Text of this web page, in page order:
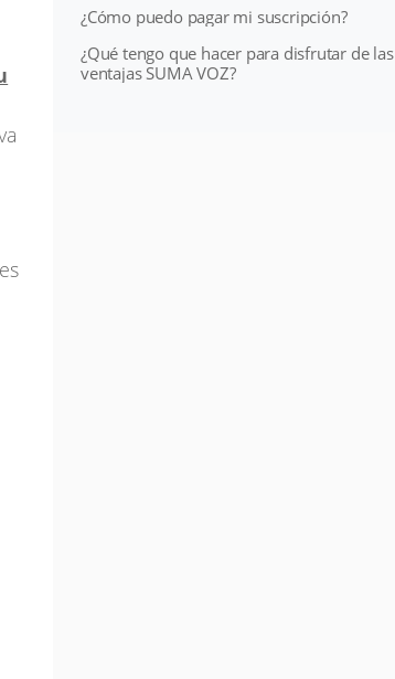
¿Cómo puedo pagar mi suscripción?
¿Qué tengo que hacer para disfrutar de las
ventajas SUMA VOZ?